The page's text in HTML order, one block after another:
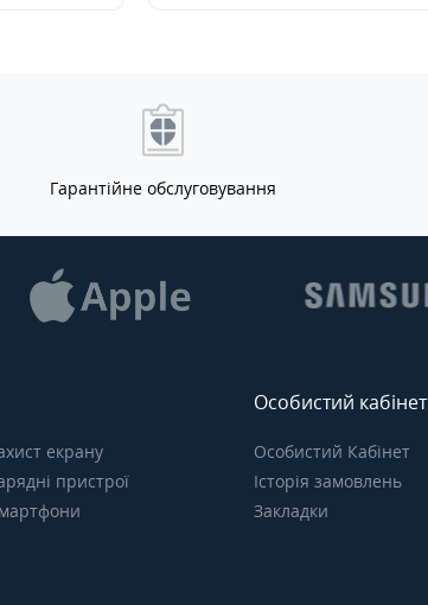
Гарантійне обслуговування
екрану
пристрої
Особистий кабінет
Особистий Кабінет
Історія замовлень
Закладки